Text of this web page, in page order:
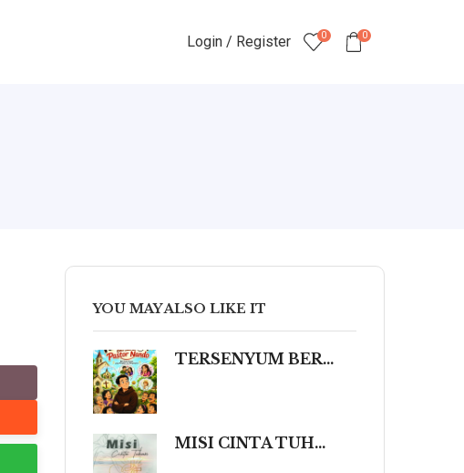
Login / Register 0 0
YOU MAY ALSO LIKE IT
TERSENYUM BERSAMA PASTOR NANDO 80 Humor Ringan tentang Iman, Kehidupan, dan Kemanusiaan
MISI CINTA TUHAN (Sebuah Refleksi Teologis dalam Cahaya Kidung Agung, Magisterium Gereja, dan Tradisi Katolik yang Mengalir dalam Keindahan Budaya serta Spiritualitas Mendalam yang Menyentuh dan Meneguhkan Hati Beriman.)